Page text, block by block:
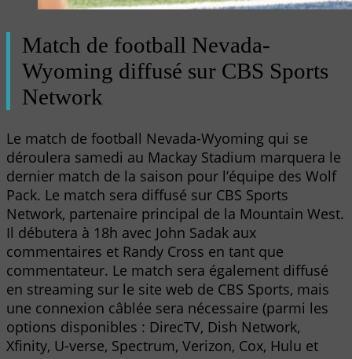
Match de football Nevada-
Wyoming diffusé sur CBS Sports
Network
Le match de football Nevada-Wyoming qui se
déroulera samedi au Mackay Stadium marquera le
dernier match de la saison pour l’équipe des Wolf
Pack. Le match sera diffusé sur CBS Sports
Network, partenaire principal de la Mountain West.
Il débutera à 18h avec John Sadak aux
commentaires et Randy Cross en tant que
commentateur. Le match sera également diffusé
en streaming sur le site web de CBS Sports, mais
une connexion câblée sera nécessaire (parmi les
options disponibles : DirecTV, Dish Network,
Xfinity, U-verse, Spectrum, Verizon, Cox, Hulu et